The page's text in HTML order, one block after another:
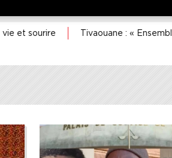
Tivaouane : « Ensemble, penser